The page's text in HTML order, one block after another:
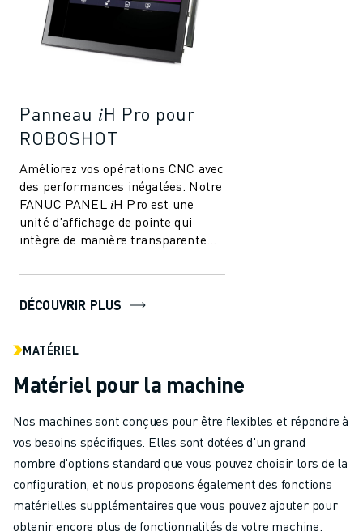
Panneau 𝑖H Pro pour
ROBOSHOT
Améliorez vos opérations CNC avec
des performances inégalées. Notre
FANUC PANEL 𝑖H Pro est une
unité d'affichage de pointe qui
intègre de manière transparente
CNC,...
DÉCOUVRIR PLUS
MATÉRIEL
Matériel pour la machine
Nos machines sont conçues pour être flexibles et répondre à
vos besoins spécifiques. Elles sont dotées d'un grand
nombre d'options standard que vous pouvez choisir lors de la
configuration, et nous proposons également des fonctions
matérielles supplémentaires que vous pouvez ajouter pour
obtenir encore plus de fonctionnalités de votre machine.